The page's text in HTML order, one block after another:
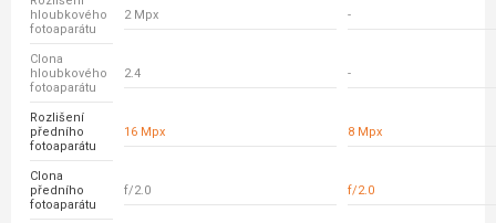
hloubkového
fotoaparátu
2 Mpx -
Clona
hloubkového
fotoaparátu
2.4 -
Rozlišení
předního
fotoaparátu
16 Mpx 8 Mpx
Clona
předního
fotoaparátu
f/2.0 f/2.0